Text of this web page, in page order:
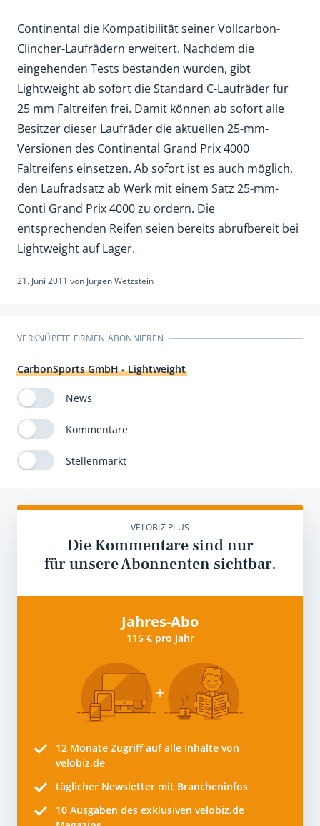
Continental die Kompatibilität seiner Vollcarbon-
Clincher-Laufrädern erweitert. Nachdem die
eingehenden Tests bestanden wurden, gibt
Lightweight ab sofort die Standard C-Laufräder für
25 mm Faltreifen frei. Damit können ab sofort alle
Besitzer dieser Laufräder die aktuellen 25-mm-
Versionen des Continental Grand Prix 4000
Faltreifens einsetzen. Ab sofort ist es auch möglich,
den Laufradsatz ab Werk mit einem Satz 25-mm-
Conti Grand Prix 4000 zu ordern. Die
entsprechenden Reifen seien bereits abrufbereit bei
Lightweight auf Lager.
21. Juni 2011 von Jürgen Wetzstein
VERKNÜPFTE FIRMEN ABONNIEREN
CarbonSports GmbH - Lightweight
News
Kommentare
Stellenmarkt
VELOBIZ PLUS
Die Kommentare sind nur
für unsere Abonnenten sichtbar.
Jahres-Abo
115 € pro Jahr
12 Monate Zugriff auf alle Inhalte von
velobiz.de
täglicher Newsletter mit Brancheninfos
10 Ausgaben des exklusiven velobiz.de